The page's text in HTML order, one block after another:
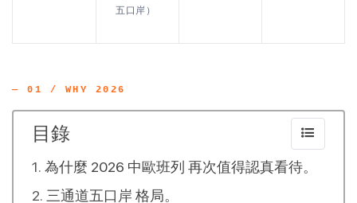
五口岸）
— 01 / WHY 2026
目錄
為什麼 2026 中歐班列 再次值得認真看待。
三通道五口岸 格局。